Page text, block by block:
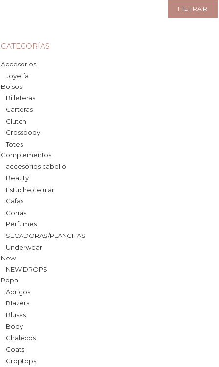
FILTRAR
CATEGORÍAS
Accesorios
Joyería
Bolsos
Billeteras
Carteras
Clutch
Crossbody
Totes
Complementos
accesorios cabello
Beauty
Estuche celular
Gafas
Gorras
Perfumes
SECADORAS/PLANCHAS
Underwear
New
NEW DROPS
Ropa
Abrigos
Blazers
Blusas
Body
Chalecos
Coats
Croptops